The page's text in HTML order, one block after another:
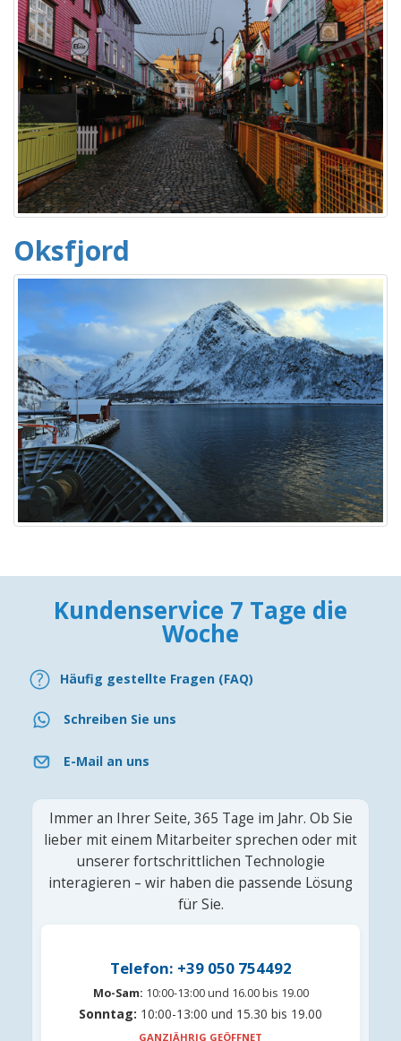
Oksfjord
Kundenservice 7 Tage die
Woche
Häufig gestellte Fragen (FAQ)
Schreiben Sie uns
E-Mail an uns
Immer an Ihrer Seite, 365 Tage im Jahr. Ob Sie
lieber mit einem Mitarbeiter sprechen oder mit
unserer fortschrittlichen Technologie
interagieren – wir haben die passende Lösung
für Sie.
Telefon: +39 050 754492
Mo-Sam: 10:00-13:00 und 16.00 bis 19.00
Sonntag: 10:00-13:00 und 15.30 bis 19.00
GANZJÄHRIG GEÖFFNET